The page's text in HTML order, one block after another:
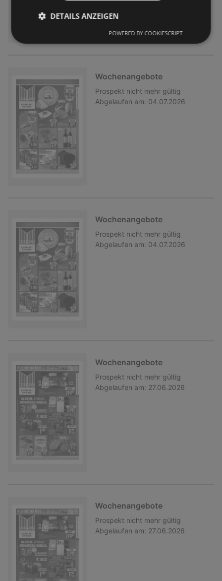
Wochenangebote
Prospekt nicht mehr gültig
Abgelaufen am: 04.07.2026
Wochenangebote
Prospekt nicht mehr gültig
Abgelaufen am: 04.07.2026
Wochenangebote
Prospekt nicht mehr gültig
Abgelaufen am: 27.06.2026
Wochenangebote
Prospekt nicht mehr gültig
Abgelaufen am: 27.06.2026
DETAILS ANZEIGEN
POWERED BY COOKIESCRIPT